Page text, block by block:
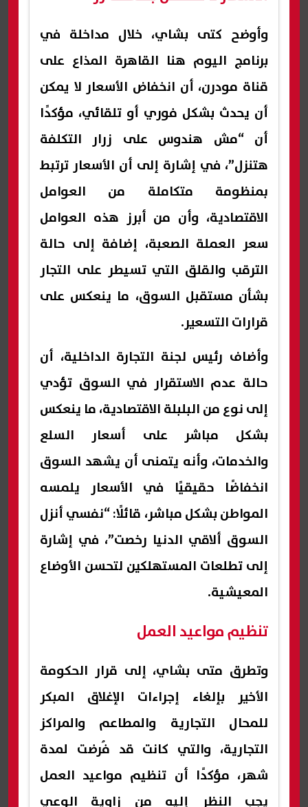
وأوضح كتى بشاي، خلال مداخلة في
برنامج اليوم هنا القاهرة المذاع على
قناة مودرن، أن انخفاض الأسعار لا يمكن
أن يحدث بشكل فوري أو تلقائي، مؤكدًا
أن “مش هندوس على زرار التكلفة
هتنزل”، في إشارة إلى أن الأسعار ترتبط
بمنظومة متكاملة من العوامل
الاقتصادية، وأن من أبرز هذه العوامل
سعر العملة الصعبة، إضافة إلى حالة
الترقب والقلق التي تسيطر على التجار
بشأن مستقبل السوق، ما ينعكس على
قرارات التسعير.
وأضاف رئيس لجنة التجارة الداخلية، أن
حالة عدم الاستقرار في السوق تؤدي
إلى نوع من البلبلة الاقتصادية، ما ينعكس
بشكل مباشر على أسعار السلع
والخدمات، وأنه يتمنى أن يشهد السوق
انخفاضًا حقيقيًا في الأسعار يلمسه
المواطن بشكل مباشر، قائلًا: “نفسي أنزل
السوق ألاقي الدنيا رخصت”، في إشارة
إلى تطلعات المستهلكين لتحسن الأوضاع
المعيشية.
تنظيم مواعيد العمل
وتطرق متى بشاي، إلى قرار الحكومة
الأخير بإلغاء إجراءات الإغلاق المبكر
للمحال التجارية والمطاعم والمراكز
التجارية، والتي كانت قد فُرضت لمدة
شهر، مؤكدًا أن تنظيم مواعيد العمل
يجب النظر إليه من زاوية الوعي